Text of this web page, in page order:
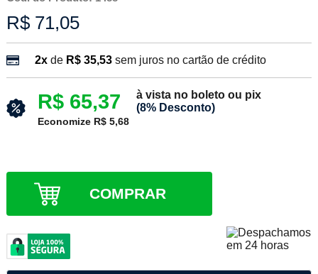
R$ 71,05
2xde R$ 35,53 sem juros no cartão de crédito
R$ 65,37
à vista no boleto ou pix
(8% Desconto)
Economize R$ 5,68
COMPRAR